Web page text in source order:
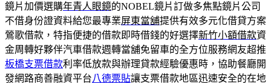
鏡片加價選購年青人眼鏡的NOBEL鏡片訂做多焦點鏡片公司
不借身份證資料給您最專業屏東當舖提供有效多元化借貸方案
鶯歌借款，特指便捷的借款即時借錢的好選擇新竹小額借款資
金周轉好夥伴汽車借款週轉當舖免留車的全方位服務網友超推
板橋支票借款利率低放款與辦理貸款經驗優惠時，協助餐廳開
發網路商善融資平台八德票貼讓支票借款地區迅速安全的在地